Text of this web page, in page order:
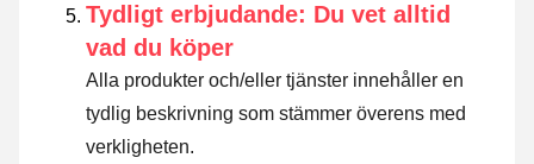
Tydligt erbjudande: Du vet alltid
vad du köper
Alla produkter och/eller tjänster innehåller en
tydlig beskrivning som stämmer överens med
verkligheten.